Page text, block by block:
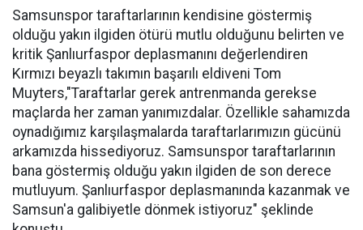
Samsunspor taraftarlarının kendisine göstermiş
olduğu yakın ilgiden ötürü mutlu olduğunu belirten ve
kritik Şanlıurfaspor deplasmanını değerlendiren
Kırmızı beyazlı takımın başarılı eldiveni Tom
Muyters,"Taraftarlar gerek antrenmanda gerekse
maçlarda her zaman yanımızdalar. Özellikle sahamızda
oynadığımız karşılaşmalarda taraftarlarımızın gücünü
arkamızda hissediyoruz. Samsunspor taraftarlarının
bana göstermiş olduğu yakın ilgiden de son derece
mutluyum. Şanlıurfaspor deplasmanında kazanmak ve
Samsun'a galibiyetle dönmek istiyoruz" şeklinde